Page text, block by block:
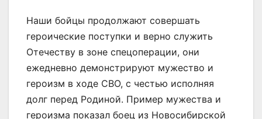
Наши бойцы продолжают совершать
героические поступки и верно служить
Отечеству в зоне спецоперации, они
ежедневно демонстрируют мужество и
героизм в ходе СВО, с честью исполняя
долг перед Родиной. Пример мужества и
героизма показал боец из Новосибирской